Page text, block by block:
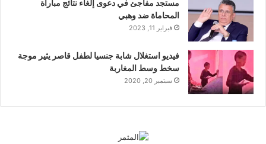
مستجد مفاجئ في دعوى إلغاء نتائج مباراة
المحاماة ضد وهبي
فبراير 11, 2023
فيديو استغلال شابة جنسيا لطفل قاصر يثير موجة
سخط وسط المغاربة
سبتمبر 20, 2020